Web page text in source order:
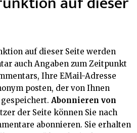
auf dieser Seite werden
auch Angaben zum Zeitpunkt
Ihre EMail-Adresse
posten, der von Ihnen
Abonnieren von
der Seite können Sie nach
abonnieren. Sie erhalten